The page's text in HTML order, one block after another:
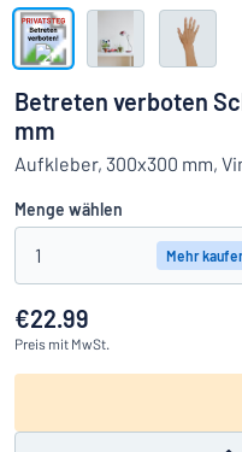
Das Gesuchte nicht
Alle Kategorien anzeigen
Einloggen
Betreten verboten
mm
Aufkleber, 300x300 mm,
Menge wählen
1 Mehr
€22.99
Preis mit MwSt.